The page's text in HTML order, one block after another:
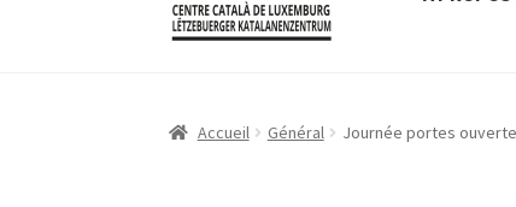
Passer
à
Aller
au
Accueil Général Journée portes